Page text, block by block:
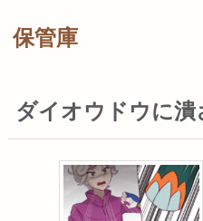
保管庫
ダイオウドウに潰